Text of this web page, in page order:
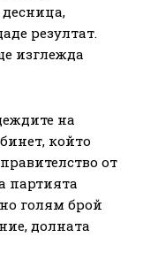
резултат.
изглежда
на
който
от
партията
голям брой
долната